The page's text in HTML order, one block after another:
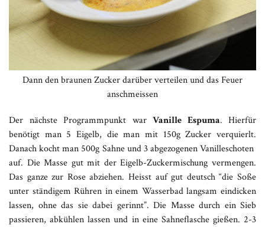
Dann den braunen Zucker darüber verteilen und das Feuer
anschmeissen
Der nächste Programmpunkt war Vanille Espuma. Hierfür
benötigt man 5 Eigelb, die man mit 150g Zucker verquierlt.
Danach kocht man 500g Sahne und 3 abgezogenen Vanilleschoten
auf. Die Masse gut mit der Eigelb-Zuckermischung vermengen.
Das ganze zur Rose abziehen. Heisst auf gut deutsch “die Soße
unter ständigem Rühren in einem Wasserbad langsam eindicken
lassen, ohne das sie dabei gerinnt”. Die Masse durch ein Sieb
passieren, abkühlen lassen und in eine Sahneflasche gießen. 2-3